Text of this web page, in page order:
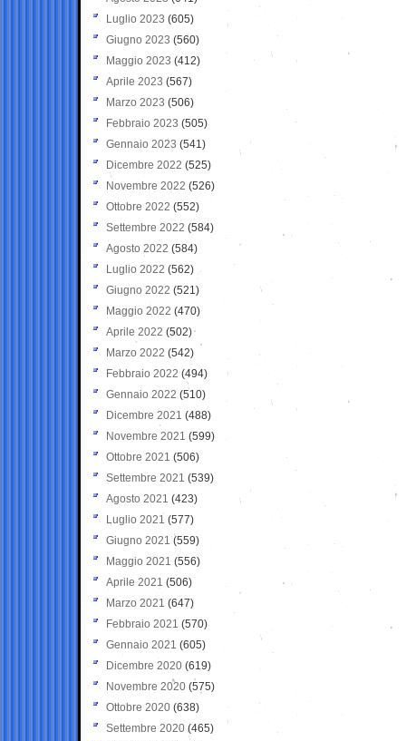
Luglio 2023 (605)
Giugno 2023 (560)
Maggio 2023 (412)
Aprile 2023 (567)
Marzo 2023 (506)
Febbraio 2023 (505)
Gennaio 2023 (541)
Dicembre 2022 (525)
Novembre 2022 (526)
Ottobre 2022 (552)
Settembre 2022 (584)
Agosto 2022 (584)
Luglio 2022 (562)
Giugno 2022 (521)
Maggio 2022 (470)
Aprile 2022 (502)
Marzo 2022 (542)
Febbraio 2022 (494)
Gennaio 2022 (510)
Dicembre 2021 (488)
Novembre 2021 (599)
Ottobre 2021 (506)
Settembre 2021 (539)
Agosto 2021 (423)
Luglio 2021 (577)
Giugno 2021(559)
Maggio 2021 (556)
Aprile 2021 (506)
Marzo 2021 (647)
Febbraio 2021 (570)
Gennaio 2021 (605)
Dicembre 2020 (619)
Novembre 2020 (575)
Ottobre 2020 (638)
Settembre 2020(465)